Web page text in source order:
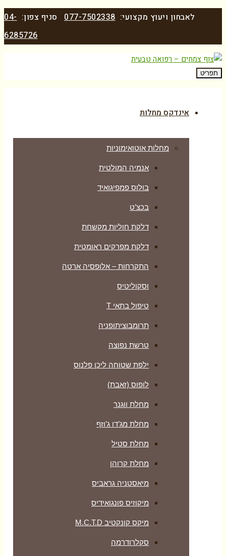
לאבחון ויעוץ מקצועי:077-7502338 סניף צפון:04-
6285726
תפריט
אינדקס מחלות
מחלות אוטואימוניות
אנמיה המולטית
בולוס פמפיגואיד
בכצ’ט
דלקת חוליות מקשחת
דלקת מפרקים ראומטית
התקרחות – אלופסיה ארטה
וסקוליטיס
טיפול בתאי T
תרומבוציתופניה
טרשת נפוצה
ילפת שטוחה ליכן פלנוס
לופוס (זאבת)
מחלת ווגנר
מחלת מג’דו ג’וזף
מחלת סטיל
מחלת קרוהן
מיאסטניה גראביס
מיקוזיס פונגואידיס
מיקס קונקטיב M.C.T.D
סקלרודרמה